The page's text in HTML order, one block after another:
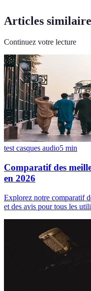
Articles
Continuez votre lecture
test casques audio5 min
Comparatif des
en 2026
Explorez notre comparatif
et des avis pour tous les